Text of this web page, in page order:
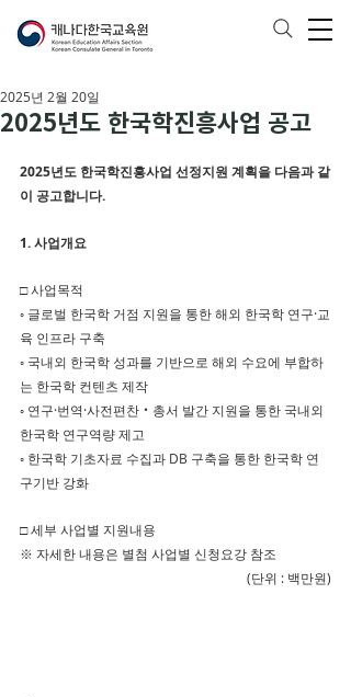
2025년도 한국학진흥사업 공고
2025년 2월 20일
2025년도 한국학진흥사업 선정지원 계획을 다음과 같
이 공고합니다.
1. 사업개요
□ 사업목적
◦ 글로벌 한국학 거점 지원을 통한 해외 한국학 연구·교
육 인프라 구축
◦ 국내외 한국학 성과를 기반으로 해외 수요에 부합하
는 한국학 컨텐츠 제작
◦ 연구·번역·사전편찬‧총서 발간 지원을 통한 국내외
한국학 연구역량 제고
◦ 한국학 기초자료 수집과 DB 구축을 통한 한국학 연
구기반 강화
□ 세부 사업별 지원내용
※ 자세한 내용은 별첨 사업별 신청요강 참조
(단위 : 백만원)